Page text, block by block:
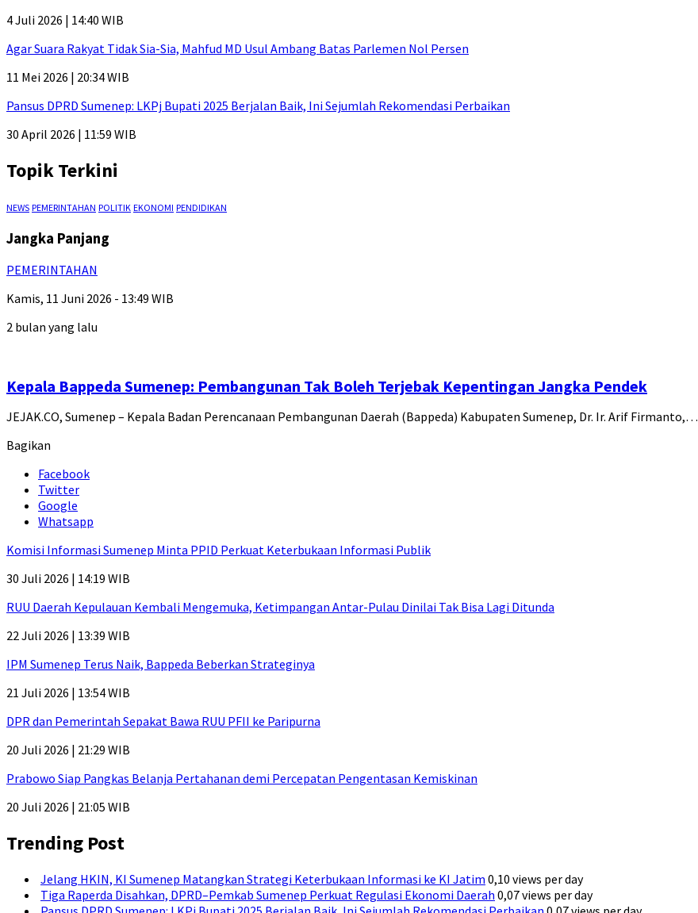
4 Juli 2026 | 14:40 WIB
Agar Suara Rakyat Tidak Sia-Sia, Mahfud MD Usul Ambang Batas Parlemen Nol Persen
11 Mei 2026 | 20:34 WIB
Pansus DPRD Sumenep: LKPj Bupati 2025 Berjalan Baik, Ini Sejumlah Rekomendasi Perbaikan
30 April 2026 | 11:59 WIB
Topik Terkini
NEWS PEMERINTAHAN POLITIK EKONOMI PENDIDIKAN
Jangka Panjang
PEMERINTAHAN
Kamis, 11 Juni 2026 - 13:49 WIB
2 bulan yang lalu
Kepala Bappeda Sumenep: Pembangunan Tak Boleh Terjebak Kepentingan Jangka Pendek
JEJAK.CO, Sumenep – Kepala Badan Perencanaan Pembangunan Daerah (Bappeda) Kabupaten Sumenep, Dr. Ir. Arif Firmanto,…
Bagikan
Facebook
Twitter
Google
Whatsapp
Komisi Informasi Sumenep Minta PPID Perkuat Keterbukaan Informasi Publik
30 Juli 2026 | 14:19 WIB
RUU Daerah Kepulauan Kembali Mengemuka, Ketimpangan Antar-Pulau Dinilai Tak Bisa Lagi Ditunda
22 Juli 2026 | 13:39 WIB
IPM Sumenep Terus Naik, Bappeda Beberkan Strateginya
21 Juli 2026 | 13:54 WIB
DPR dan Pemerintah Sepakat Bawa RUU PFII ke Paripurna
20 Juli 2026 | 21:29 WIB
Prabowo Siap Pangkas Belanja Pertahanan demi Percepatan Pengentasan Kemiskinan
20 Juli 2026 | 21:05 WIB
Trending Post
Jelang HKIN, KI Sumenep Matangkan Strategi Keterbukaan Informasi ke KI Jatim 0,10 views per day
Tiga Raperda Disahkan, DPRD–Pemkab Sumenep Perkuat Regulasi Ekonomi Daerah 0,07 views per day